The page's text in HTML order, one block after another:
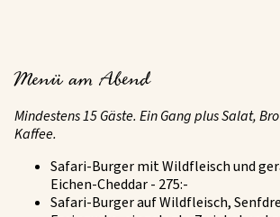
Menü am Abend
Mindestens 15 Gäste. Ein Gang plus Salat,
Kaffee.
Safari-Burger mit Wildfleisch und
Eichen-Cheddar - 275:-
Safari-Burger auf Wildfleisch,